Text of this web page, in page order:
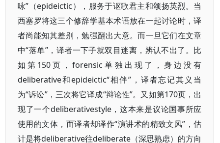
咏”（epideictic），服务于讴歌君主和颂扬英烈。当
西塞罗将这三个修辞学基本术语放在一起讨论时，译
者尚能知其差别，勉强翻出大意。而一旦它们在文章
中“落单”，译者一下子就双目迷离，辨认不出了。比
如第150页，forensic单独出现了，身边没有
deliberative和epideictic“相伴”，译者忘记其义当
为“诉讼”，三次将它译成“辩论性”。又如第170页，出
现了一个deliberativestyle，这本来是议论国事所应
使用的文体，而译者却译作“演讲术的精致文风”，估
计是将deliberative往deliberate（深思熟虑）的方向